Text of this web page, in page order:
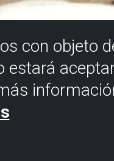
con objeto
estará